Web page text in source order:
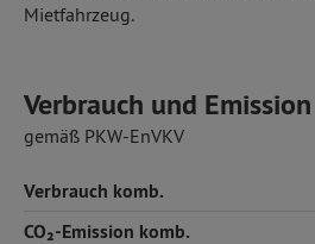
Mietfahrzeug.
Verbrauch und Emission
gemäß PKW-EnVKV
Verbrauch komb.
CO₂-Emission komb.